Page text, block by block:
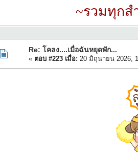
~รวมทุกส
Re: โคลง....เมื่อฉันหยุดพัก...
« ตอบ #223 เมื่อ: 20 มิถุนายน 2026,